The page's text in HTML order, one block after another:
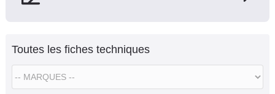
Toutes les fiches techniques